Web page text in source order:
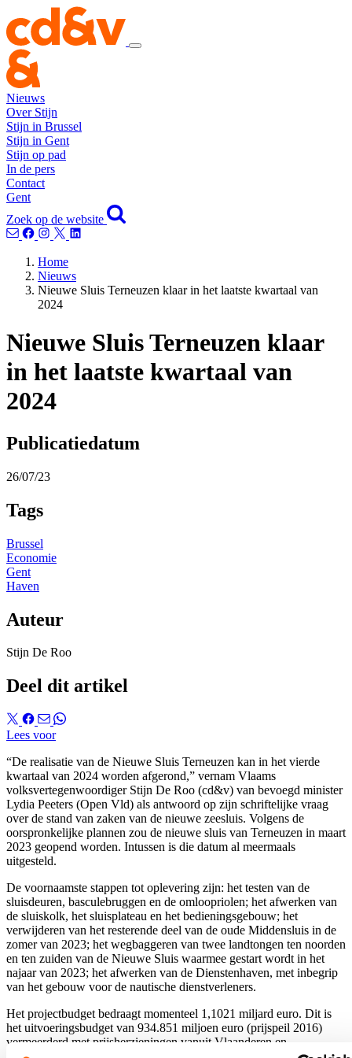
Nieuws
Over Stijn
Stijn in Brussel
Stijn in Gent
Stijn op pad
In de pers
Contact
Gent
Zoek op de website
Home
Nieuws
Nieuwe Sluis Terneuzen klaar in het laatste kwartaal van
2024
Nieuwe Sluis Terneuzen klaar
in het laatste kwartaal van
2024
Publicatiedatum
26/07/23
Tags
Brussel
Economie
Gent
Haven
Auteur
Stijn De Roo
Deel dit artikel
Lees voor
“De realisatie van de Nieuwe Sluis Terneuzen kan in het vierde
kwartaal van 2024 worden afgerond,” vernam Vlaams
volksvertegenwoordiger Stijn De Roo (cd&v) van bevoegd minister
Lydia Peeters (Open Vld) als antwoord op zijn schriftelijke vraag
over de stand van zaken van de nieuwe zeesluis. Volgens de
oorspronkelijke plannen zou de nieuwe sluis van Terneuzen in maart
2023 geopend worden. Intussen is die datum al meermaals
uitgesteld.
De voornaamste stappen tot oplevering zijn: het testen van de
sluisdeuren, basculebruggen en de omloopriolen; het afwerken van
de sluiskolk, het sluisplateau en het bedieningsgebouw; het
verwijderen van het resterende deel van de oude Middensluis in de
zomer van 2023; het wegbaggeren van twee landtongen ten noorden
en ten zuiden van de Nieuwe Sluis waarmee gestart wordt in het
najaar van 2023; het afwerken van de Dienstenhaven, met inbegrip
van het gebouw voor de nautische dienstverleners.
Het projectbudget bedraagt momenteel 1,1021 miljard euro. Dit is
het uitvoeringsbudget van 934.851 miljoen euro (prijspeil 2016)
vermeerderd met prijsherzieningen vanuit Vlaanderen en